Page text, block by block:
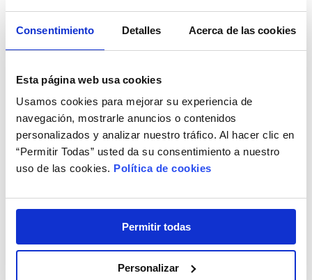
Consentimiento Detalles Acerca de las cookies
Esta página web usa cookies
Usamos cookies para mejorar su experiencia de
navegación, mostrarle anuncios o contenidos
personalizados y analizar nuestro tráfico. Al hacer clic en
“Permitir Todas” usted da su consentimiento a nuestro
uso de las cookies. Política de cookies
Permitir todas
Personalizar
¡Compre por primera vez con nosotros de forma fácil!
¡Resuelva todas sus dudas!
y disponga, sin ningún coste para
usted, de Ayuda Personalizada de Apoyo a la